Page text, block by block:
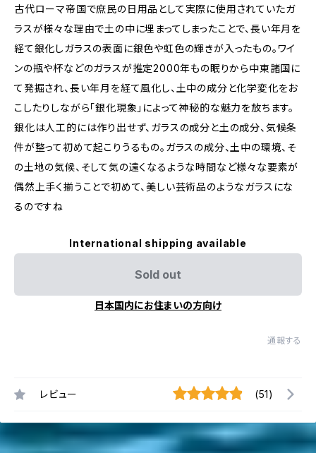
古代ローマ帝国で庶民の日用品として実際に使用されていたガ
ラスが様々な理由で土の中に埋まってしまったことで、長い年月を
経て銀化しガラスの表面に銀色や虹色の輝きが入ったもの。ワイ
ンの瓶や杯などのガラスが推定2000年もの眠りから中東諸国に
て発掘され、長い年月を経て風化し、土中の成分と化学変化をお
こしたりしながら「銀化現象」によって神秘的な魅力を放ちます。
銀化は人工的には作り出せず、ガラスの成分と土の成分、気候条
件が整って初めて起こりうるもの。ガラスの成分、土中の環境、そ
の土地の気候、そして気の遠くなるような時間など様々な要素が
偶然上手く揃うことで初めて、美しい芸術品のようなガラスにな
るのですね
International shipping available
Sold out
日本国内にお住まいの方向け
通報する
レビュー (51)